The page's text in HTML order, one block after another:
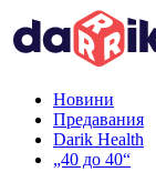
Новини
Предавания
Darik Health
„40 до 40“